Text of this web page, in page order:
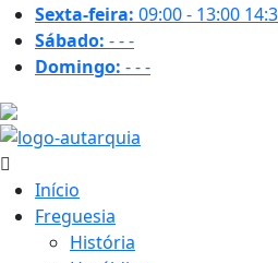
Sexta-feira: 09:00 - 13:00
Sábado: ---
Domingo: ---
Início
Freguesia
História